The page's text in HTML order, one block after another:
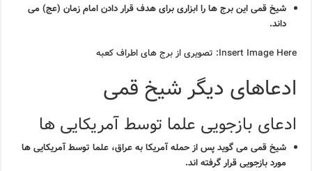
شیخ قمی این برج ها را ابزاری برای هدف قرار دادن امام زمان (عج) می
داند.
Insert Image Here: تصویری از برج های اطراف کعبه
ادعاهای دیگر شیخ قمی
ادعای بازجویی علما توسط آمریکایی ها
شیخ قمی می گوید پس از حمله آمریکا به عراق، علما توسط آمریکایی ها
مورد بازجویی قرار گرفته اند.